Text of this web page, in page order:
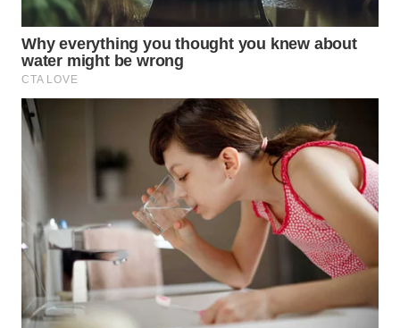
WAHANA
ADVOKAT
WAHANA
INFRASTRUKTUR
WAHANA
LISTRIK
WAHANA
TRAVEL